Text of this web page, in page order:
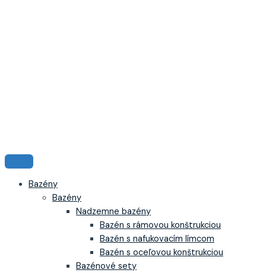
Bazény
Bazény
Nadzemne bazény
Bazén s rámovou konštrukciou
Bazén s nafukovacím límcom
Bazén s oceľovou konštrukciou
Bazénové sety